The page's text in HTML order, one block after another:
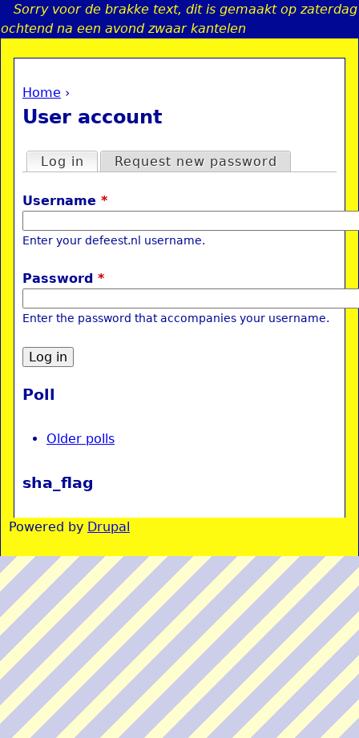
Jump to navigation
Sorry voor de brakke text, dit is gemaakt op zaterdag
ochtend na een avond zwaar kantelen
You are here
Home ›
User account
Primary tabs
Log in (active tab)
Request new password
Username *
Enter your defeest.nl username.
Password *
Enter the password that accompanies your username.
u
Poll
Older polls
sha_flag
Powered by Drupal